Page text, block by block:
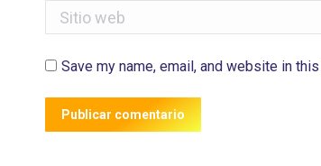
Sitio web
Save my name, email, and website in
Publicar comentario